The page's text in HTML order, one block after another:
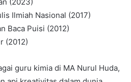
Ilmiah Nasional (2017)
Baca Puisi (2012)
(2012)
guru kimia di MA Nurul Huda,